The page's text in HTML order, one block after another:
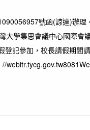
號函(諒達)辦理
大學集思會議中心國際會
登記參加，校長請假期間